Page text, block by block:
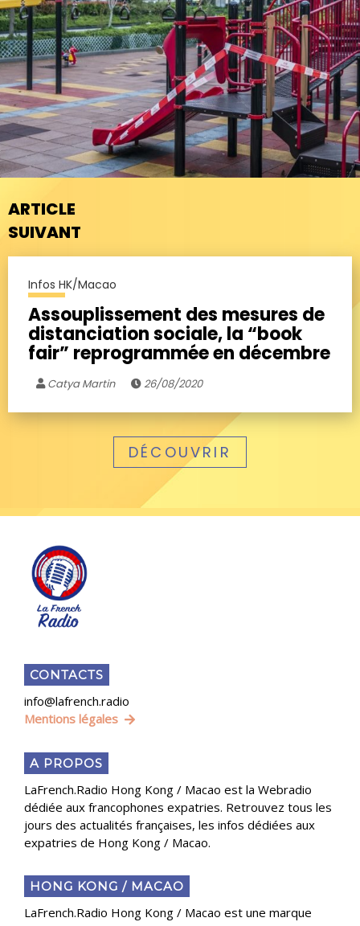
ARTICLE
SUIVANT
Infos HK/Macao
Assouplissement des mesures de
distanciation sociale, la “book
fair” reprogrammée en décembre
Catya Martin 26/08/2020
DÉCOUVRIR
CONTACTS
info@lafrench.radio
Mentions légales
A PROPOS
LaFrench.Radio Hong Kong / Macao est la Webradio
dédiée aux francophones expatries. Retrouvez tous les
jours des actualités françaises, les infos dédiées aux
expatries de Hong Kong / Macao.
HONG KONG / MACAO
LaFrench.Radio Hong Kong / Macao est une marque